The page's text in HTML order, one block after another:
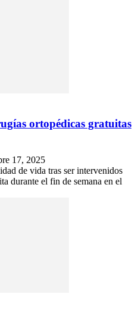
ortopédicas gratuitas
17, 2025
de vida tras ser intervenidos
durante el fin de semana en el